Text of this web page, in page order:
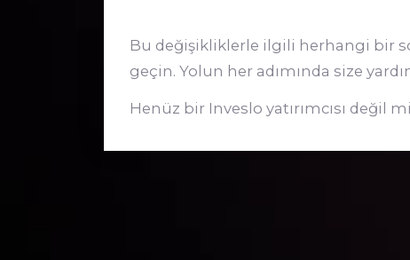
Bu değişikliklerle ilgili herhangi bir
geçin. Yolun her adımında size
Henüz bir Inveslo yatırımcısı değil